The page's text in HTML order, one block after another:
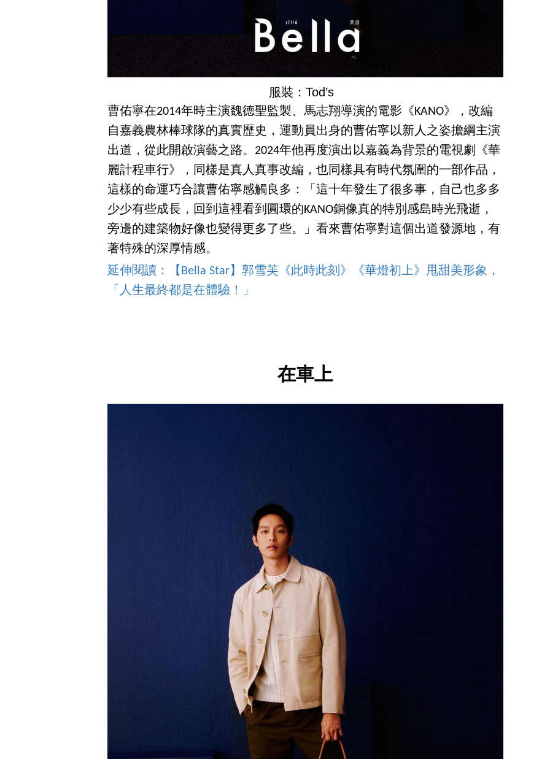
服裝：Tod’s
曹佑寧在2014年時主演魏德聖監製、馬志翔導演的電影《KANO》，改編
自嘉義農林棒球隊的真實歷史，運動員出身的曹佑寧以新人之姿擔綱主演
出道，從此開啟演藝之路。2024年他再度演出以嘉義為背景的電視劇《華
麗計程車行》，同樣是真人真事改編，也同樣具有時代氛圍的一部作品，
這樣的命運巧合讓曹佑寧感觸良多：「這十年發生了很多事，自己也多多
少少有些成長，回到這裡看到圓環的KANO銅像真的特別感島時光飛逝，
旁邊的建築物好像也變得更多了些。」看來曹佑寧對這個出道發源地，有
著特殊的深厚情感。
延伸閱讀：【Bella Star】郭雪芙《此時此刻》《華燈初上》甩甜美形象，
「人生最終都是在體驗！」
在車上